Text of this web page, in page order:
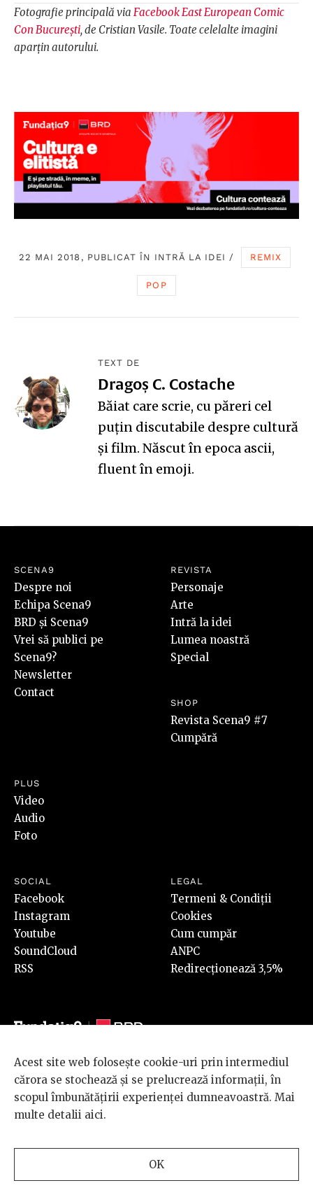
Fotografie principală via Facebook East European Comic
Con București, de Cristian Vasile. Toate celelalte imagini
aparțin autorului.
22 MAI 2018, PUBLICAT ÎN INTRĂ LA IDEI / REMIX
POP
TEXT DE
Dragoș C. Costache
Băiat care scrie, cu păreri cel
puțin discutabile despre cultură
și film. Născut în epoca ascii,
fluent în emoji.
SCENA9
Despre noi
Echipa Scena9
BRD și Scena9
Vrei să publici pe
Scena9?
Newsletter
Contact
REVISTA
Personaje
Arte
Intră la idei
Lumea noastră
Special
SHOP
Revista Scena9 #7
Cumpără
PLUS
Video
Audio
Foto
SOCIAL
Facebook
Instagram
Youtube
SoundCloud
RSS
LEGAL
Termeni & Condiții
Cookies
Cum cumpăr
ANPC
Redirecționează 3,5%
© 2026 BRD Groupe Société Générale, toate drepturile rezervate.
Scena 9 este un proiect sustinut de
BRD GROUPE SOCIÉTÉ
GÉNÉRALE
Acest site web folosește cookie-uri prin intermediul
cărora se stochează și se prelucrează informații, în
scopul îmbunătățirii experienței dumneavoastră. Mai
multe detalii aici.
OK